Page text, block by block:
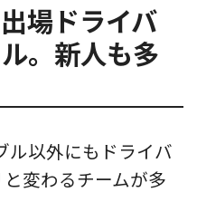
場ドライバ
。新人も多
ル以外にもドライバ
変わるチームが多